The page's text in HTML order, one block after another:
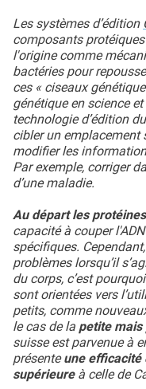
Les systèmes d’édition
composants protéiques
l'origine comme
bactéries pour
ces « ciseaux
génétique en science
technologie d’édition
cibler un emplacement
modifier les
Par exemple, corriger
d’une maladie.
Au départ les
capacité à couper
spécifiques.
problèmes lorsqu’il
du corps, c’est
sont orientées vers
petits, comme
le cas de la petite mais
suisse est parvenue à
présenteune efficacité
supérieureà celle de